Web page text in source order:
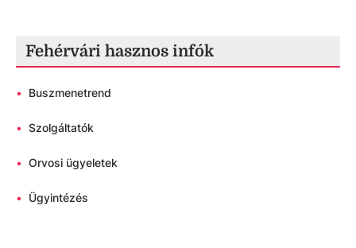
Fehérvári hasznos infók
• Buszmenetrend
• Szolgáltatók
• Orvosi ügyeletek
• Ügyintézés